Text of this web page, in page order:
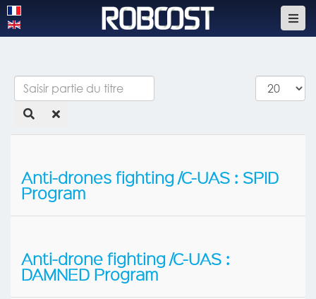
Saisir
partie
du
Afficher
#
Anti-drones fighting /C-UAS : SPID
Program
Anti-drone fighting /C-UAS :
DAMNED Program